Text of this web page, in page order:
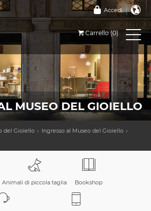
Accedi
Carrello (0)
MUSEO DEL GIOIELLO
del Gioiello
Ingresso al Museo del Gioiello
Animali di piccola taglia Bookshop